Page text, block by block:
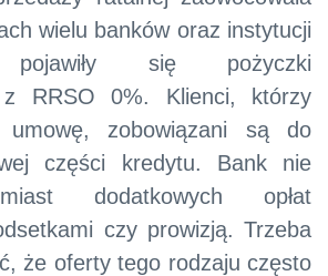
wielu banków oraz instytucji
pojawiły się pożyczki
z RRSO 0%. Klienci, którzy
umowę, zobowiązani są do
części kredytu. Bank nie
dodatkowych opłat
czy prowizją. Trzeba
że oferty tego rodzaju często